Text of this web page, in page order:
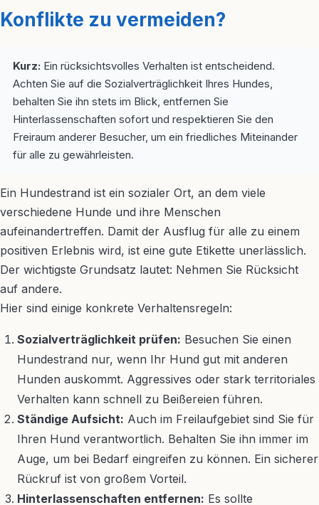
Konflikte zu vermeiden?
Kurz: Ein rücksichtsvolles Verhalten ist entscheidend.
Achten Sie auf die Sozialverträglichkeit Ihres Hundes,
behalten Sie ihn stets im Blick, entfernen Sie
Hinterlassenschaften sofort und respektieren Sie den
Freiraum anderer Besucher, um ein friedliches Miteinander
für alle zu gewährleisten.
Ein Hundestrand ist ein sozialer Ort, an dem viele
verschiedene Hunde und ihre Menschen
aufeinandertreffen. Damit der Ausflug für alle zu einem
positiven Erlebnis wird, ist eine gute Etikette unerlässlich.
Der wichtigste Grundsatz lautet: Nehmen Sie Rücksicht
auf andere.
Hier sind einige konkrete Verhaltensregeln:
Sozialverträglichkeit prüfen: Besuchen Sie einen
Hundestrand nur, wenn Ihr Hund gut mit anderen
Hunden auskommt. Aggressives oder stark territoriales
Verhalten kann schnell zu Beißereien führen.
Ständige Aufsicht: Auch im Freilaufgebiet sind Sie für
Ihren Hund verantwortlich. Behalten Sie ihn immer im
Auge, um bei Bedarf eingreifen zu können. Ein sicherer
Rückruf ist von großem Vorteil.
Hinterlassenschaften entfernen: Es sollte